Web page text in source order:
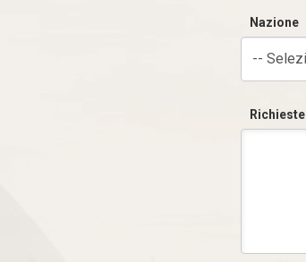
Nazione
--
Richieste